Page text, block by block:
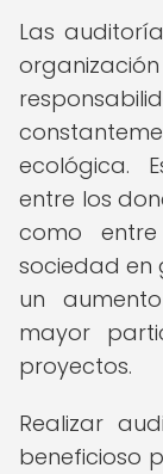
Las
ecológica.
entre los
como
sociedad en
un
mayor
proyectos.
Realizar
beneficioso